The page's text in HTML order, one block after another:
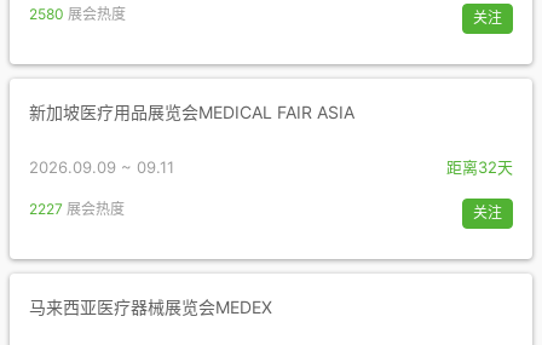
2580 展会热度 关注
新加坡医疗用品展览会MEDICAL FAIR ASIA
2026.09.09 ~ 09.11 距离32天
2227 展会热度 关注
马来西亚医疗器械展览会MEDEX